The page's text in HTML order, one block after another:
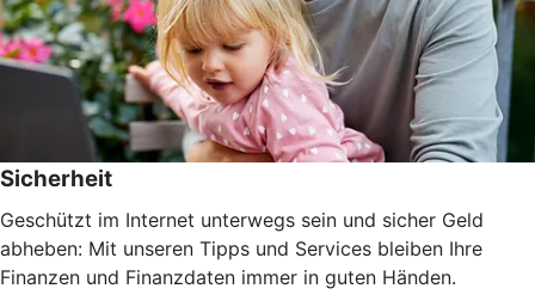
Sicherheit
Geschützt im Internet unterwegs sein und sicher Geld
abheben: Mit unseren Tipps und Services bleiben Ihre
Finanzen und Finanzdaten immer in guten Händen.